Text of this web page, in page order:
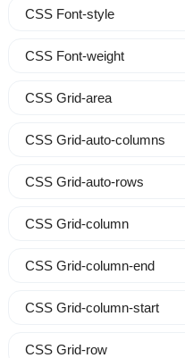
CSS Font-style
CSS Font-weight
CSS Grid-area
CSS Grid-auto-columns
CSS Grid-auto-rows
CSS Grid-column
CSS Grid-column-end
CSS Grid-column-start
CSS Grid-row